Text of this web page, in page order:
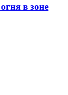
в зоне